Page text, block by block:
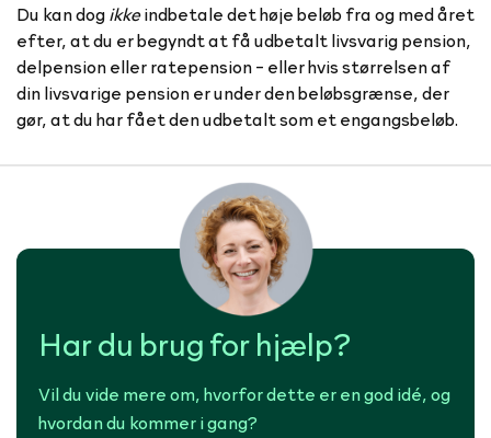
Du kan dogikkeindbetale det høje beløb fra og med året
efter, at du er begyndt at få udbetalt livsvarig pension,
delpension eller ratepension - eller hvis størrelsen af
din livsvarige pension er under den beløbsgrænse, der
gør, at du har fået den udbetalt som et engangsbeløb.
Har du brug for hjælp?
Vil du vide mere om, hvorfor dette er en god idé, og
hvordan du kommer i gang?